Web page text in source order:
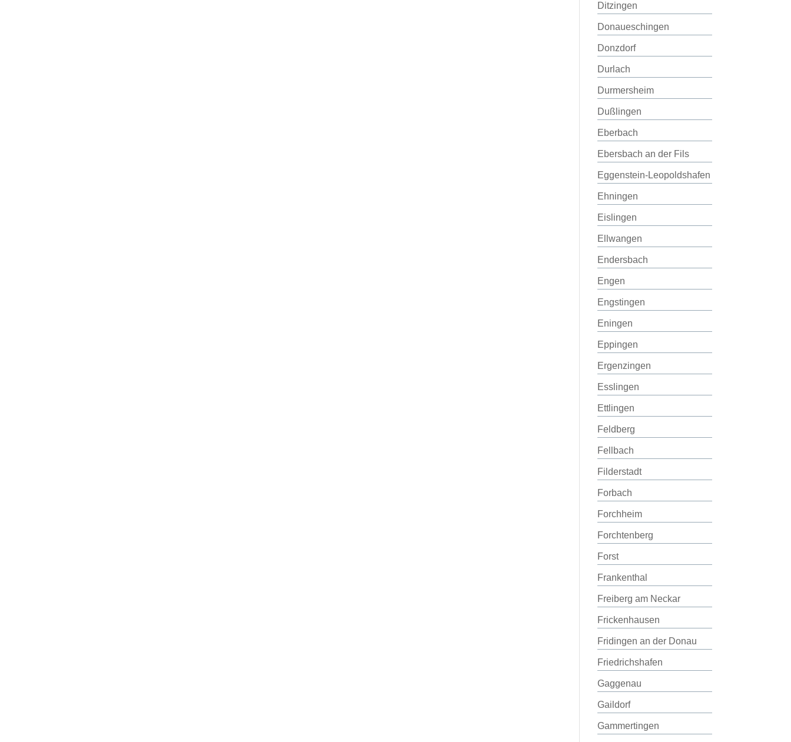
Ditzingen
Donaueschingen
Donzdorf
Durlach
Durmersheim
Dußlingen
Eberbach
Ebersbach an der Fils
Eggenstein-Leopoldshafen
Ehningen
Eislingen
Ellwangen
Endersbach
Engen
Engstingen
Eningen
Eppingen
Ergenzingen
Esslingen
Ettlingen
Feldberg
Fellbach
Filderstadt
Forbach
Forchheim
Forchtenberg
Forst
Frankenthal
Freiberg am Neckar
Frickenhausen
Fridingen an der Donau
Friedrichshafen
Gaggenau
Gaildorf
Gammertingen